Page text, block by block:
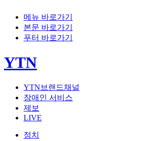
메뉴 바로가기
본문 바로가기
푸터 바로가기
YTN
YTN브랜드채널
장애인 서비스
제보
LIVE
정치